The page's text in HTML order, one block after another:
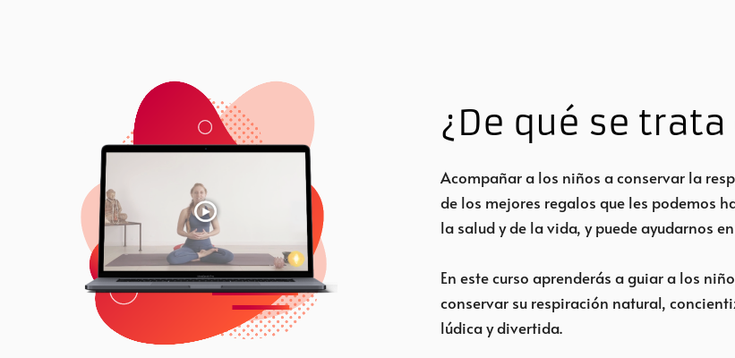
¿De qué se
Acompañar a los niños a conservar la
de los mejores regalos que les podemos
la salud y de la vida, y puede ayudarnos
En este curso aprenderás a guiar a los
conservar su respiración natural,
lúdica y divertida.